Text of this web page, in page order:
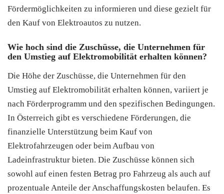
Fördermöglichkeiten zu informieren und diese gezielt für
den Kauf von Elektroautos zu nutzen.
Wie hoch sind die Zuschüsse, die Unternehmen für
den Umstieg auf Elektromobilität erhalten können?
Die Höhe der Zuschüsse, die Unternehmen für den
Umstieg auf Elektromobilität erhalten können, variiert je
nach Förderprogramm und den spezifischen Bedingungen.
In Österreich gibt es verschiedene Förderungen, die
finanzielle Unterstützung beim Kauf von
Elektrofahrzeugen oder beim Aufbau von
Ladeinfrastruktur bieten. Die Zuschüsse können sich
sowohl auf einen festen Betrag pro Fahrzeug als auch auf
prozentuale Anteile der Anschaffungskosten belaufen. Es